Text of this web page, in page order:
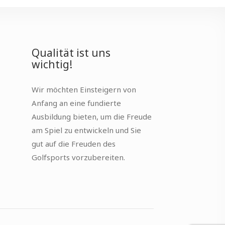
Qualität ist uns
wichtig!
Wir möchten Einsteigern von
Anfang an eine fundierte
Ausbildung bieten, um die Freude
am Spiel zu entwickeln und Sie
gut auf die Freuden des
Golfsports vorzubereiten.